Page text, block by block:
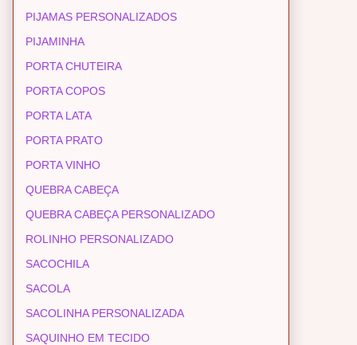
PIJAMAS PERSONALIZADOS
PIJAMINHA
PORTA CHUTEIRA
PORTA COPOS
PORTA LATA
PORTA PRATO
PORTA VINHO
QUEBRA CABEÇA
QUEBRA CABEÇA PERSONALIZADO
ROLINHO PERSONALIZADO
SACOCHILA
SACOLA
SACOLINHA PERSONALIZADA
SAQUINHO EM TECIDO